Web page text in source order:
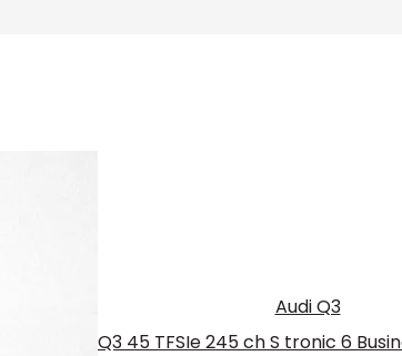
Audi Q3
Q3 45 TFSIe 245 ch S tronic 6